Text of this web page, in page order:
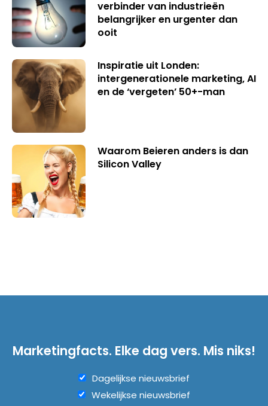
verbinder van industrieën
belangrijker en urgenter dan
ooit
Inspiratie uit Londen:
intergenerationele marketing, AI
en de ‘vergeten’ 50+-man
Waarom Beieren anders is dan
Silicon Valley
Marketingfacts. Elke dag vers. Mis niks!
Dagelijkse nieuwsbrief
Wekelijkse nieuwsbrief